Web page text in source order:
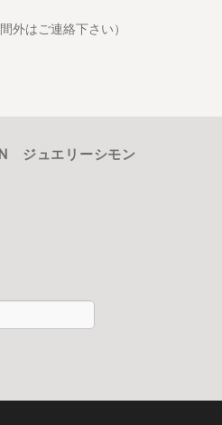
外はご連絡下さい）
ジュエリーシモン